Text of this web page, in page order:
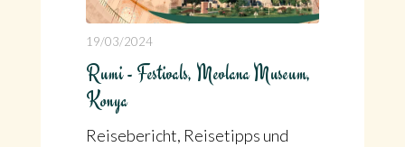
19/03/2024
Rumi - Festivals, Mevlana Museum,
Konya
Reisebericht, Reisetipps und